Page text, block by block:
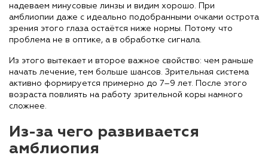
надеваем минусовые линзы и видим хорошо. При
амблиопии даже с идеально подобранными очками острота
зрения этого глаза остаётся ниже нормы. Потому что
проблема не в оптике, а в обработке сигнала.
Из этого вытекает и второе важное свойство: чем раньше
начать лечение, тем больше шансов. Зрительная система
активно формируется примерно до 7–9 лет. После этого
возраста повлиять на работу зрительной коры намного
сложнее.
Из-за чего развивается
амблиопия